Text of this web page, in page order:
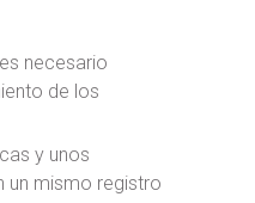
necesario
de los
y unos
un mismo registro